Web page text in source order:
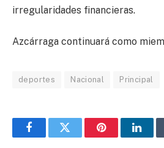
irregularidades financieras.
Azcárraga continuará como
deportes Nacional Principal
FacebookTwitter Pinterest